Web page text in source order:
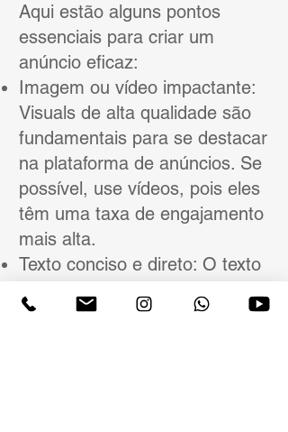
Aqui estão alguns pontos
essenciais para criar um
anúncio eficaz:
Imagem ou vídeo impactante:
Visuals de alta qualidade são
fundamentais para se destacar
na plataforma de anúncios. Se
possível, use vídeos, pois eles
têm uma taxa de engajamento
mais alta.
Texto conciso e direto: O texto
focado no benefício para o